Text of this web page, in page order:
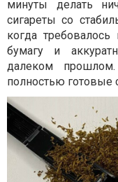
минуты делать
сигареты со
когда
бумагу и
далеком
полностью готовые